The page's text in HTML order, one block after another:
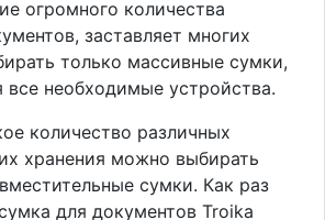
огромного количества
заставляет многих
только массивные сумки,
все необходимые устройства.
количество различных
хранения можно выбирать
сумки. Как раз
для документов Troika